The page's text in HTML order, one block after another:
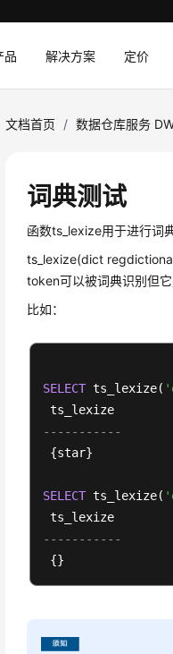
品 解决方案 定价
文档首页 / 数据仓库服务
词典测试
函数ts_lexize用于进行词
ts_lexize(dict
token可以被词典识别但
比如：
SELECT ts_lexize(
-----------
{star}
SELECT ts_lexize(
-----------